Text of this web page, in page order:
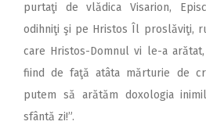
purtaţi de vlădica Visarion,
odihniţi şi pe Hristos Îl proslăviţi,
care Hristos-Domnul vi le-a
fiind de faţă atâta mărturie de
putem să arătăm doxologia
sfântă zi!”.